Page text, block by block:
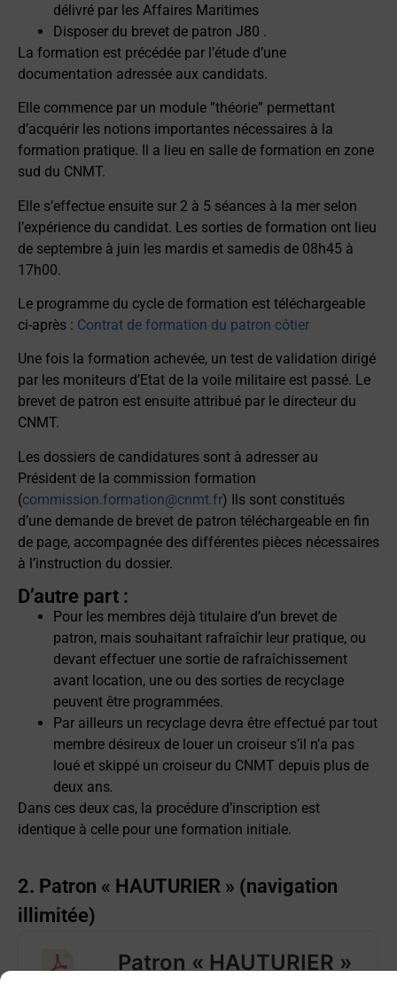
délivré par les Affaires Maritimes
Disposer du brevet de patron J80 .
La formation est précédée par l’étude d’une
documentation adressée aux candidats.
Elle commence par un module ”théorie” permettant
d’acquérir les notions importantes nécessaires à la
formation pratique. Il a lieu en salle de formation en zone
sud du CNMT.
Elle s’effectue ensuite sur 2 à 5 séances à la mer selon
l’expérience du candidat. Les sorties de formation ont lieu
de septembre à juin les mardis et samedis de 08h45 à
17h00.
Le programme du cycle de formation est téléchargeable
ci-après : Contrat de formation du patron côtier
Une fois la formation achevée, un test de validation dirigé
par les moniteurs d’Etat de la voile militaire est passé. Le
brevet de patron est ensuite attribué par le directeur du
CNMT.
Les dossiers de candidatures sont à adresser au
Président de la commission formation
(commission.formation@cnmt.fr) Ils sont constitués
d’une demande de brevet de patron téléchargeable en fin
de page, accompagnée des différentes pièces nécessaires
à l’instruction du dossier.
D’autre part :
Pour les membres déjà titulaire d’un brevet de
patron, mais souhaitant rafraîchir leur pratique, ou
devant effectuer une sortie de rafraîchissement
avant location, une ou des sorties de recyclage
peuvent être programmées.
Par ailleurs un recyclage devra être effectué par tout
membre désireux de louer un croiseur s’il n’a pas
loué et skippé un croiseur du CNMT depuis plus de
deux ans.
Dans ces deux cas, la procédure d’inscription est
identique à celle pour une formation initiale.
2. Patron « HAUTURIER » (navigation
illimitée)
Patron « HAUTURIER »